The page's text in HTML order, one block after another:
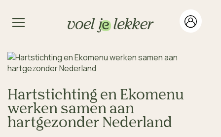
Hartstichting en Ekomenu
werken samen aan
hartgezonder Nederland